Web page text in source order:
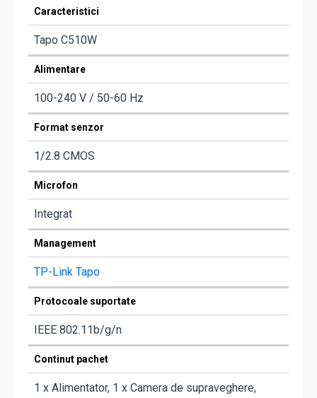
Caracteristici
Tapo C510W
Alimentare
100-240 V / 50-60 Hz
Format senzor
1/2.8 CMOS
Microfon
Integrat
Management
TP-Link Tapo
Protocoale suportate
IEEE 802.11b/g/n
Continut pachet
1 x Alimentator, 1 x Camera de supraveghere,